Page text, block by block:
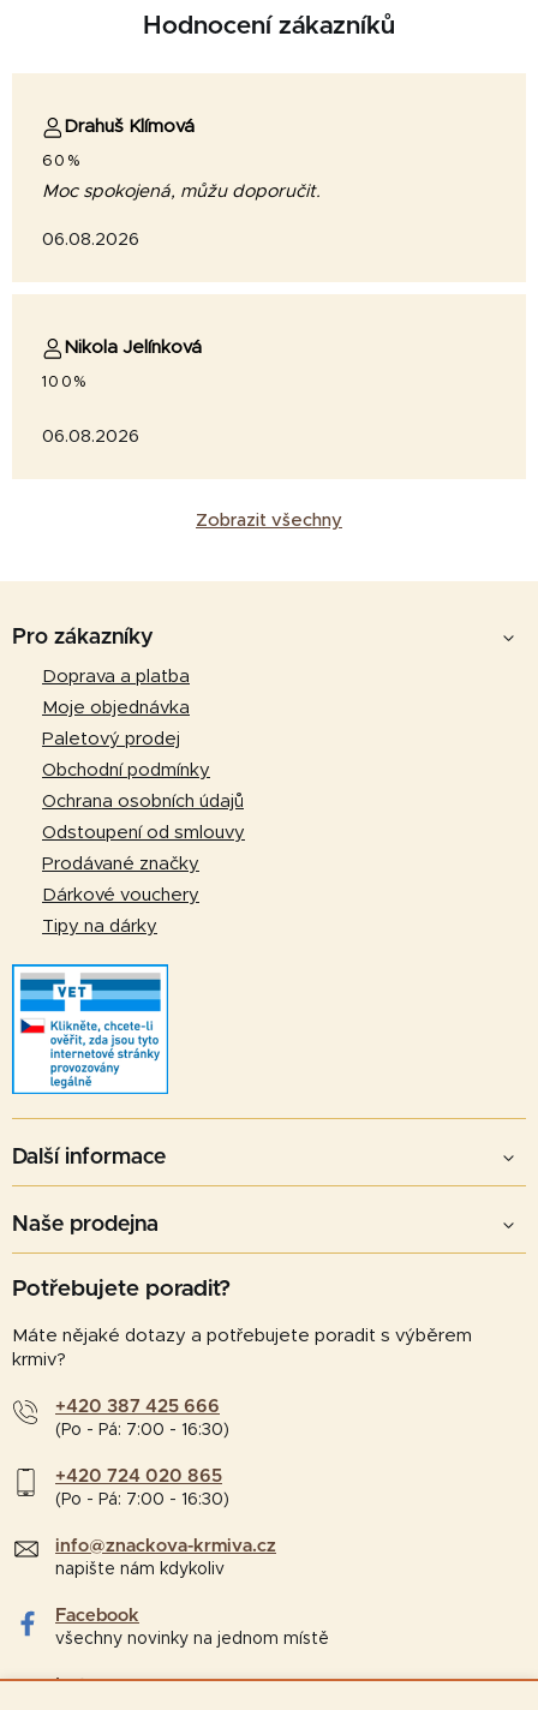
Hodnocení zákazníků
Drahuš Klímová
60%
Moc spokojená, můžu doporučit.
06.08.2026
Nikola Jelínková
100%
06.08.2026
Zobrazit všechny
Pro zákazníky
Doprava a platba
Moje objednávka
Paletový prodej
Obchodní podmínky
Ochrana osobních údajů
Odstoupení od smlouvy
Prodávané značky
Dárkové vouchery
Tipy na dárky
Další informace
Naše prodejna
Potřebujete poradit?
Máte nějaké dotazy a potřebujete poradit s výběrem
krmiv?
+420 387 425 666
(Po - Pá: 7:00 - 16:30)
+420 724 020 865
(Po - Pá: 7:00 - 16:30)
info@znackova-krmiva.cz
napište nám kdykoliv
Facebook
všechny novinky na jednom místě
Instagram